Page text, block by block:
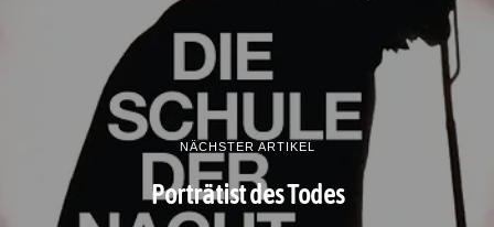
NÄCHSTER ARTIKEL
Porträtist des Todes